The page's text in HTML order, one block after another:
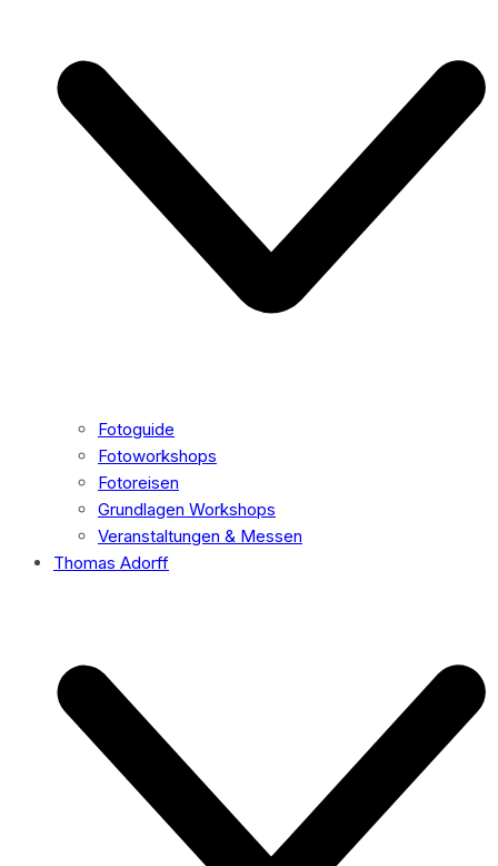
Fotoguide
Fotoworkshops
Fotoreisen
Grundlagen Workshops
Veranstaltungen & Messen
Thomas Adorff